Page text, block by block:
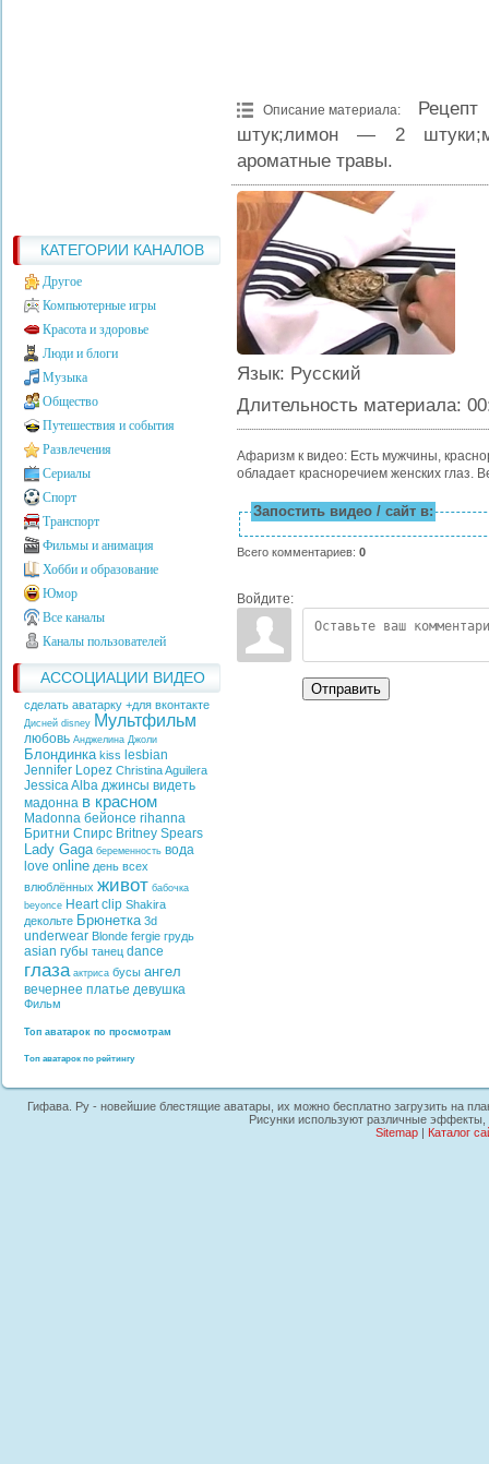
КАТЕГОРИИ КАНАЛОВ
Другое
Компьютерные игры
Красота и здоровье
Люди и блоги
Музыка
Общество
Путешествия и события
Развлечения
Сериалы
Спорт
Транспорт
Фильмы и анимация
Хобби и образование
Юмор
Все каналы
Каналы пользователей
АССОЦИАЦИИ ВИДЕО
сделать аватарку +для вконтакте
Дисней disney Мультфильм
любовь Анджелина Джоли
Блондинка kiss lesbian
Jennifer Lopez Christina Aguilera
Jessica Alba джинсы видеть
мадонна в красном
Madonna бейонсе rihanna
Бритни Спирс Britney Spears
Lady Gaga беременность вода
love online день всех
влюблённых живот бабочка
beyonce Heart clip Shakira
декольте Брюнетка 3d
underwear Blonde fergie грудь
asian губы танец dance
глаза актриса бусы ангел
вечернее платье девушка
Фильм
Топ аватарок по просмотрам
Топ аватарок по рейтингу
Описание материала:
штук;лимон — 2
ароматные травы.
Язык: Русский
Длительность материала:
Афаризм к видео: Есть мужчины,
обладает красноречием женских глаз.
Запостить видео / сайт в:
Всего комментариев: 0
Войдите:
Отправить
Гифава. Ру - новейшие блестящие аватары, их можно бесплатно загрузить на
Рисунки используют различные эффекты,
Sitemap| Каталог